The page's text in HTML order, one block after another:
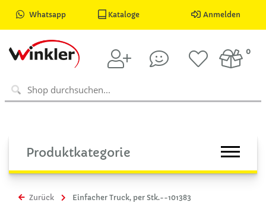
Whatsapp Kataloge Anmelden
0
Produktkategorie
Zurück Einfacher Truck, per Stk.--101383